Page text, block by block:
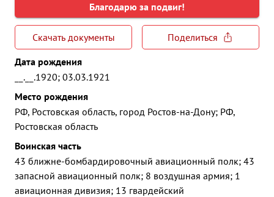
Благодарю за подвиг!
Скачать документы
Поделиться
Дата рождения
__.__.1920; 03.03.1921
Место рождения
РФ, Ростовская область, город Ростов-на-Дону; РФ,
Ростовская область
Воинская часть
43 ближне-бомбардировочный авиационный полк; 43
запасной авиационный полк; 8 воздушная армия; 1
авиационная дивизия; 13 гвардейский